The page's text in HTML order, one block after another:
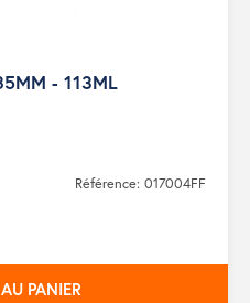
- 113ML
Référence: 017004FF
PANIER